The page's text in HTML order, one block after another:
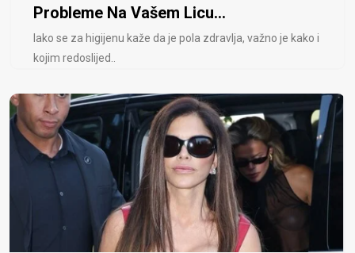
Probleme Na Vašem Licu...
Iako se za higijenu kaže da je pola zdravlja, važno je kako i
kojim redoslijed..